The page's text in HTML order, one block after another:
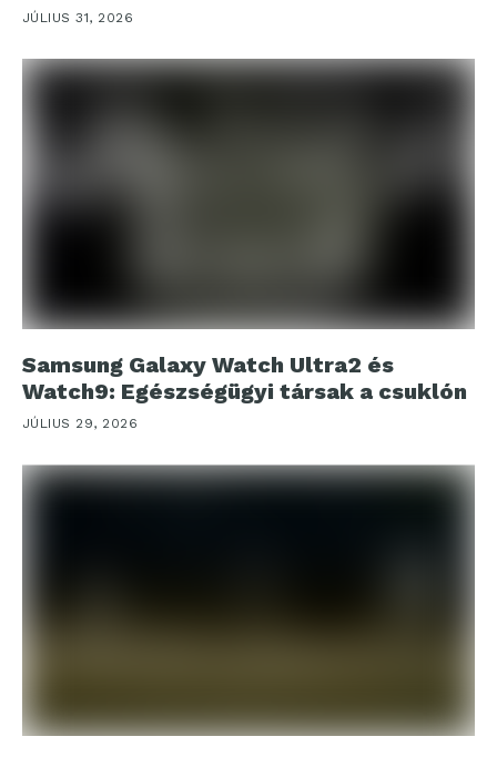
JÚLIUS 31, 2026
Samsung Galaxy Watch Ultra2 és
Watch9: Egészségügyi társak a csuklón
JÚLIUS 29, 2026